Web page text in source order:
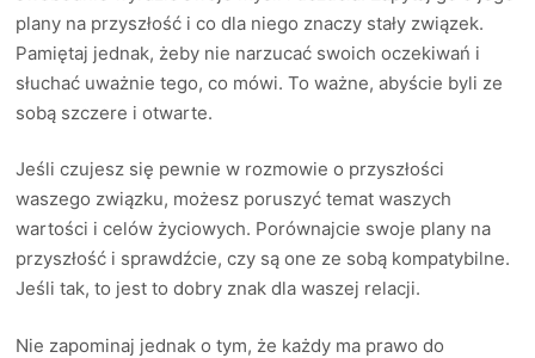
plany na przyszłość i co dla niego znaczy stały związek.
Pamiętaj jednak, żeby nie narzucać swoich oczekiwań i
słuchać uważnie tego, co mówi. To ważne, abyście byli ze
sobą szczere i otwarte.
Jeśli czujesz się pewnie w rozmowie o przyszłości
waszego związku, możesz poruszyć temat waszych
wartości i celów życiowych. Porównajcie swoje plany na
przyszłość i sprawdźcie, czy są one ze sobą kompatybilne.
Jeśli tak, to jest to dobry znak dla waszej relacji.
Nie zapominaj jednak o tym, że każdy ma prawo do